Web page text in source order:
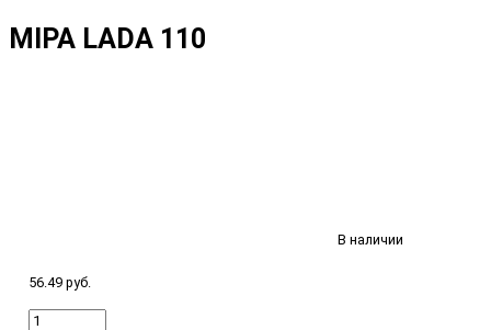
MIPA LADA 110
В наличии
56.49 руб.